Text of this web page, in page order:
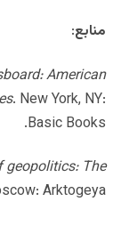
منابع:
American
. New York, NY:
Basic Books.
The
Arktogeya